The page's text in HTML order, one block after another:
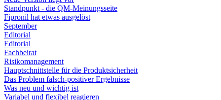
Standpunkt - die QM-Meinungsseite
Fipronil hat etwas ausgelöst
September
Editorial
Editorial
Fachbeirat
Risikomanagement
Hauptschnittstelle für die Produktsicherheit
Das Problem falsch-positiver Ergebnisse
Was neu und wichtig ist
Variabel und flexibel reagieren